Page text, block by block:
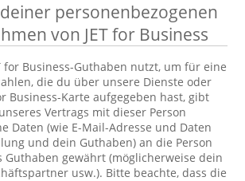
personenbezogenen
von JET for Business
for Business-Guthaben nutzt, um für eine
die du über unsere Dienste oder
Business-Karte aufgegeben hast, gibt
Vertrags mit dieser Person
Daten (wie E-Mail-Adresse und Daten
und dein Guthaben) an die Person
Guthaben gewährt (möglicherweise dein
usw.). Bitte beachte, dass die